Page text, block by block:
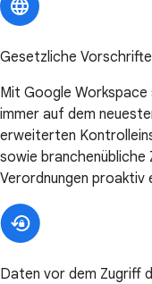
Gesetzliche
Mit Google Workspace
immer auf dem
erweiterten
sowie branchenübliche
Verordnungen proaktiv
Daten vor dem Zugriff